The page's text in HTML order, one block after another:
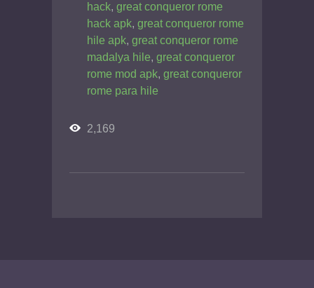
hack, great conqueror rome
hack apk, great conqueror rome
hile apk, great conqueror rome
madalya hile, great conqueror
rome mod apk, great conqueror
rome para hile
2,169